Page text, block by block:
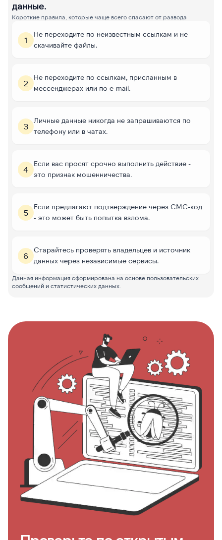
данные.
Короткие правила, которые чаще всего спасают от развода
1
Не переходите по неизвестным ссылкам и не
скачивайте файлы.
2
Не переходите по ссылкам, присланным в
мессенджерах или по e-mail.
3
Личные данные никогда не запрашиваются по
телефону или в чатах.
4
Если вас просят срочно выполнить действие -
это признак мошенничества.
5
Если предлагают подтверждение через СМС-код
- это может быть попытка взлома.
6
Старайтесь проверять владельцев и источник
данных через независимые сервисы.
Данная информация сформирована на основе пользовательских
сообщений и статистических данных.